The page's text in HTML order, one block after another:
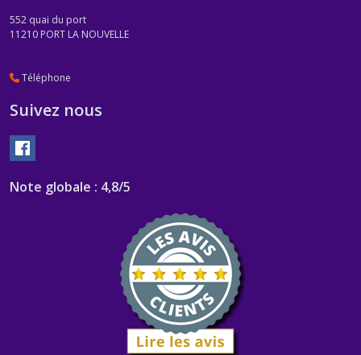
552 quai du port
11210 PORT LA NOUVELLE
Téléphone
Suivez nous
Note globale : 4,8/5